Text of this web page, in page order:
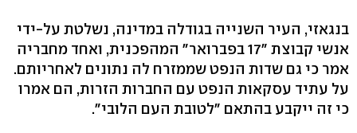
בנגאזי, העיר השנייה בגודלה במדינה, נשלטת על-ידי
אנשי קבוצת "17 בפברואר" המהפכנית, ואחד מחבריה
אמר כי גם שדות הנפט שממזרח לה נתונים לאחריותם.
על עתיד עסקאות הנפט עם החברות הזרות, הם אמרו
כי זה ייקבע בהתאם "לטובת העם הלובי".